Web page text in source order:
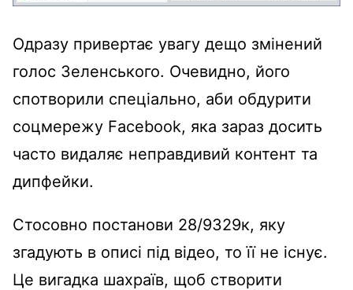
Одразу привертає увагу дещо змінений
голос Зеленського. Очевидно, його
спотворили спеціально, аби обдурити
соцмережу Facebook, яка зараз досить
часто видаляє неправдивий контент та
дипфейки.
Стосовно постанови 28/9329к, яку
згадують в описі під відео, то її не існує.
Це вигадка шахраїв, щоб створити